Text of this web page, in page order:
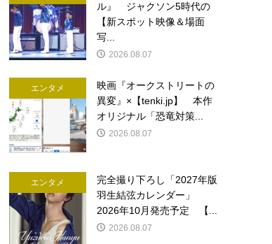
ル』 ジャクソン5時代の
【新スポット映像＆場面
写...
2026.08.07
エンタメ
映画『オークストリートの
異変』×【tenki.jp】 本作
オリジナル「恐竜対策...
2026.08.07
エンタメ
完全撮り下ろし「2027年版
羽生結弦カレンダー」
2026年10月発売予定 【...
2026.08.07